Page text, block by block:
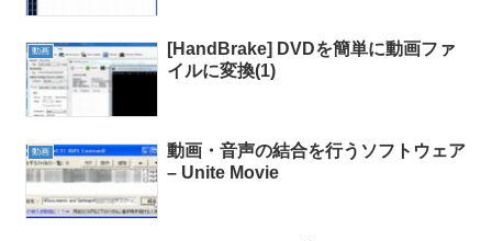
動画
[HandBrake] DVDを簡単に動画ファ
イルに変換(1)
動画
動画・音声の結合を行うソフトウェア
– Unite Movie